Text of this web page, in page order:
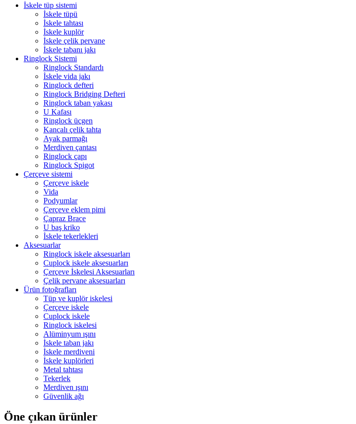
İskele tüp sistemi
İskele tüpü
İskele tahtası
İskele kuplör
İskele çelik pervane
İskele tabanı jakı
Ringlock Sistemi
Ringlock Standardı
İskele vida jakı
Ringlock defteri
Ringlock Bridging Defteri
Ringlock taban yakası
U Kafası
Ringlock üçgen
Kancalı çelik tahta
Ayak parmağı
Merdiven çantası
Ringlock çapı
Ringlock Spigot
Çerçeve sistemi
Çerçeve iskele
Vida
Podyumlar
Çerçeve eklem pimi
Çapraz Brace
U baş kriko
İskele tekerlekleri
Aksesuarlar
Ringlock iskele aksesuarları
Cuplock iskele aksesuarları
Çerçeve İskelesi Aksesuarları
Çelik pervane aksesuarları
Ürün fotoğrafları
Tüp ve kuplör iskelesi
Çerçeve iskele
Cuplock iskele
Ringlock iskelesi
Alüminyum ışını
İskele taban jakı
İskele merdiveni
İskele kuplörleri
Metal tahtası
Tekerlek
Merdiven ışını
Güvenlik ağı
Öne çıkan ürünler